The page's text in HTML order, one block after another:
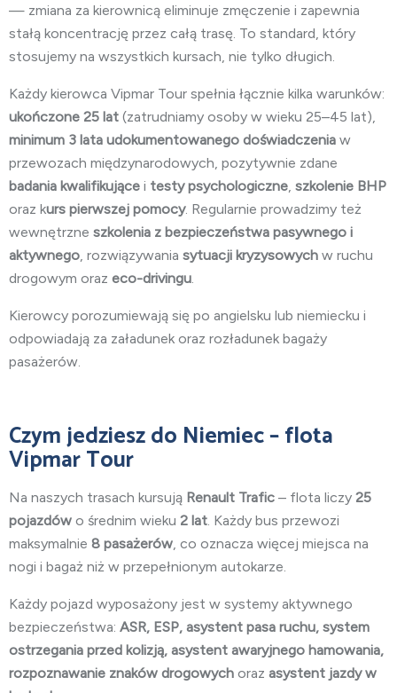
— zmiana za kierownicą eliminuje zmęczenie i zapewnia
stałą koncentrację przez całą trasę. To standard, który
stosujemy na wszystkich kursach, nie tylko długich.
Każdy kierowca Vipmar Tour spełnia łącznie kilka warunków:
ukończone 25 lat (zatrudniamy osoby w wieku 25–45 lat),
minimum 3 lata udokumentowanego doświadczenia w
przewozach międzynarodowych, pozytywnie zdane
badania kwalifikujące i testy psychologiczne szkolenie BHP
oraz kurs pierwszej pomocy. Regularnie prowadzimy też
wewnętrzne szkolenia z bezpieczeństwa pasywnego i
aktywnego , rozwiązywania sytuacji kryzysowych w ruchu
drogowym oraz eco-drivingu
Kierowcy porozumiewają się po angielsku lub niemiecku i
odpowiadają za załadunek oraz rozładunek bagaży
pasażerów.
Czym jedziesz do Niemiec – flota
Vipmar Tour
Na naszych trasach kursują Renault Trafic – flota liczy 25
pojazdów o średnim wieku 2 lat . Każdy bus przewozi
maksymalnie 8 pasażerów , co oznacza więcej miejsca na
nogi i bagaż niż w przepełnionym autokarze.
Każdy pojazd wyposażony jest w systemy aktywnego
bezpieczeństwa: ASR, ESP, asystent pasa ruchu, system
ostrzegania przed kolizją, asystent awaryjnego hamowania,
rozpoznawanie znaków drogowych oraz asystent jazdy w